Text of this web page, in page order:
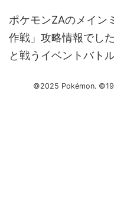
ポケモンZAのメイン
作戦」攻略情報でし
と戦うイベントバト
©2025 Pokémon.